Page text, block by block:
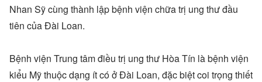
Nhan Sỹ cùng thành lập bệnh viện chữa trị ung thư đầu
tiên của Đài Loan.
Bệnh viện Trung tâm điều trị ung thư Hòa Tín là bệnh viện
kiểu Mỹ thuộc dạng ít có ở Đài Loan, đặc biệt coi trọng thiết